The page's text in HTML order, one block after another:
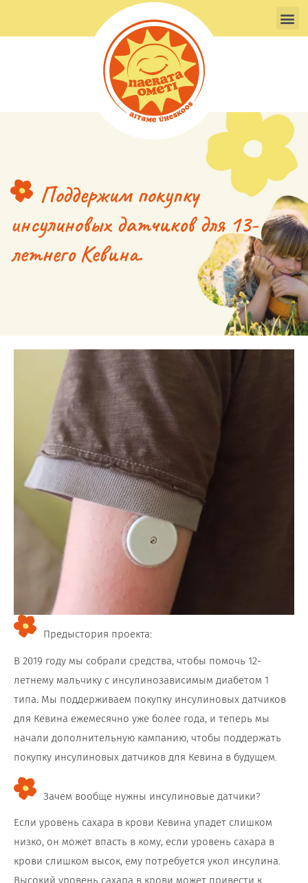
Поддержим покупку
инсулиновых датчиков для 13-
летнего Кевина.
Предыстория проекта:
В 2019 году мы собрали средства, чтобы помочь 12-
летнему мальчику с инсулинозависимым диабетом 1
типа. Мы поддерживаем покупку инсулиновых датчиков
для Кевина ежемесячно уже более года, и теперь мы
начали дополнительную кампанию, чтобы поддержать
покупку инсулиновых датчиков для Кевина в будущем.
Зачем вообще нужны инсулиновые датчики?
Если уровень сахара в крови Кевина упадет слишком
низко, он может впасть в кому, если уровень сахара в
крови слишком высок, ему потребуется укол инсулина.
Высокий уровень сахара в крови может привести к